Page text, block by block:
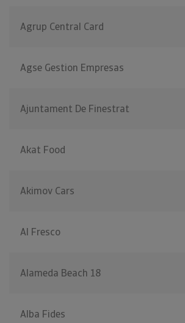
Agrup Central Card
Agse Gestion Empresas
Ajuntament De Finestrat
Akat Food
Akimov Cars
Al Fresco
Alameda Beach 18
Alba Fides